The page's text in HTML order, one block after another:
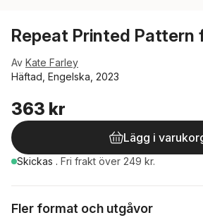
Repeat Printed Pattern
Av Kate Farley
Häftad, Engelska, 2023
363 kr
Lägg i
Skickas . Fri frakt över 249 kr.
Fler format och utgåvor